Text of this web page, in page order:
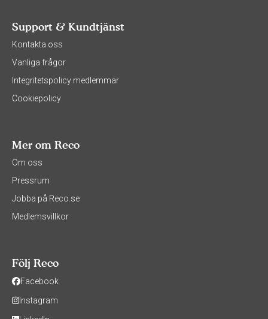
Support & Kundtjänst
Kontakta oss
Vanliga frågor
Integritetspolicy medlemmar
Cookiepolicy
Mer om Reco
Om oss
Pressrum
Jobba på Reco.se
Medlemsvillkor
Följ Reco
Facebook
Instagram